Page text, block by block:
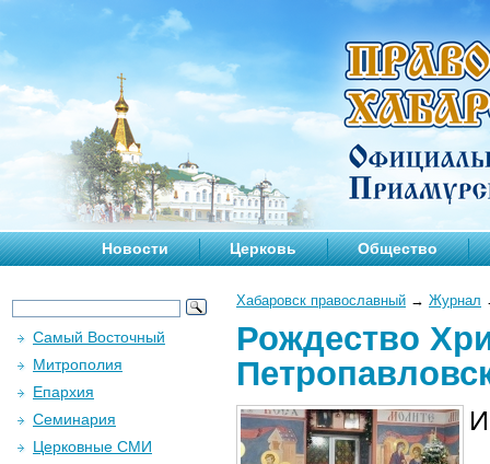
Новости Церковь Общество
Хабаровск православный → Журнал
Рождество
Самый Восточный
Митрополия
Епархия
Семинария
Церковные СМИ